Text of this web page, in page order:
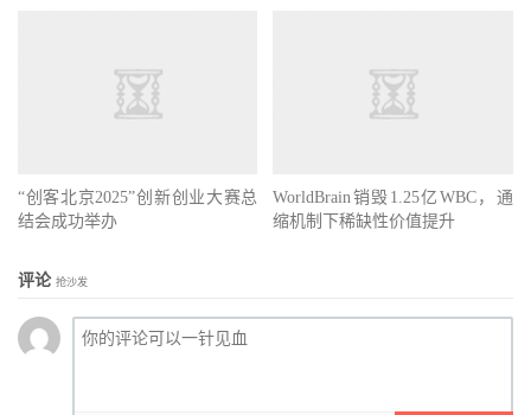
“创客北京2025”创新创业大赛总
结会成功举办
WorldBrain销毁1.25亿WBC，通
缩机制下稀缺性价值提升
评论 抢沙发